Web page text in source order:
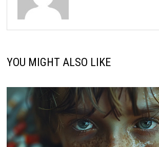
YOU MIGHT ALSO LIKE